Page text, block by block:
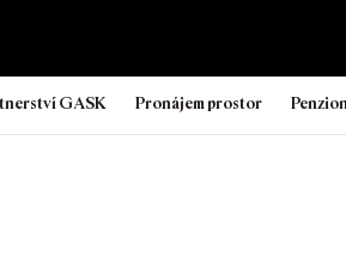
GASK Pronájem prostor